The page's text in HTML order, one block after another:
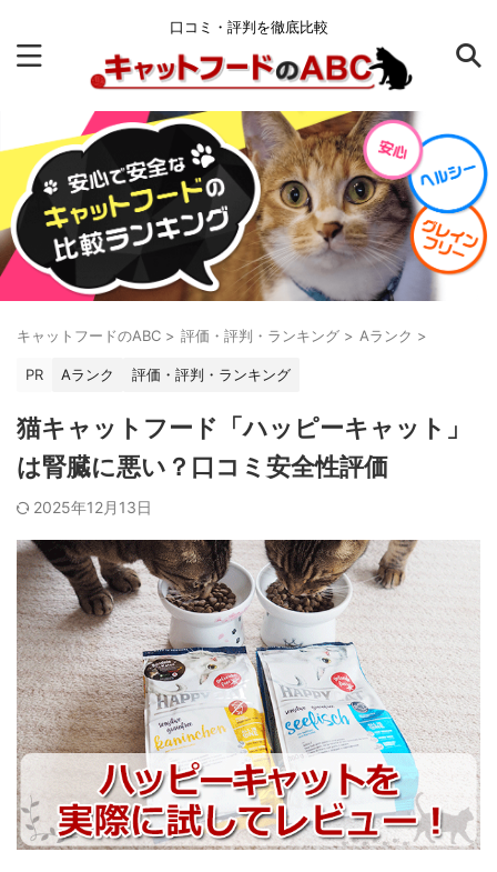
口コミ・評判を徹底比較
キャットフードのABC > 評価・評判・ランキング > Aランク >
PR Aランク 評価・評判・ランキング
猫キャットフード「ハッピーキャット」
は腎臓に悪い？口コミ安全性評価
2025年12月13日